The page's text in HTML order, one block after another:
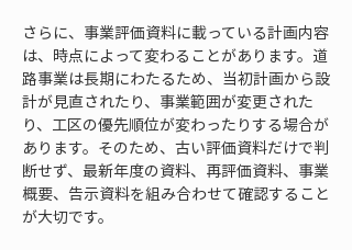
さらに、事業評価資料に載っている計画内容
は、時点によって変わることがあります。道
路事業は長期にわたるため、当初計画から設
計が見直されたり、事業範囲が変更された
り、工区の優先順位が変わったりする場合が
あります。そのため、古い評価資料だけで判
断せず、最新年度の資料、再評価資料、事業
概要、告示資料を組み合わせて確認すること
が大切です。